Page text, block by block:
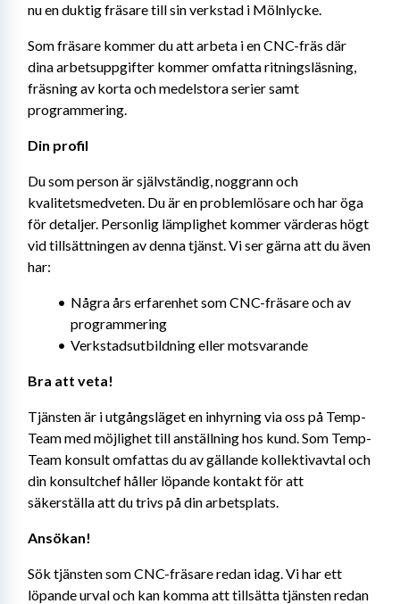
nu en duktig fräsare till sin verkstad i Mölnlycke.
Som fräsare kommer du att arbeta i en CNC-fräs där
dina arbetsuppgifter kommer omfatta ritningsläsning,
fräsning av korta och medelstora serier samt
programmering.
Din profil
Du som person är självständig, noggrann och
kvalitetsmedveten. Du är en problemlösare och har öga
för detaljer. Personlig lämplighet kommer värderas högt
vid tillsättningen av denna tjänst. Vi ser gärna att du även
har:
Några års erfarenhet som CNC-fräsare och av
programmering
Verkstadsutbildning eller motsvarande
Bra att veta!
Tjänsten är i utgångsläget en inhyrning via oss på Temp-
Team med möjlighet till anställning hos kund. Som Temp-
Team konsult omfattas du av gällande kollektivavtal och
din konsultchef håller löpande kontakt för att
säkerställa att du trivs på din arbetsplats.
Ansökan!
Sök tjänsten som CNC-fräsare redan idag. Vi har ett
löpande urval och kan komma att tillsätta tjänsten redan